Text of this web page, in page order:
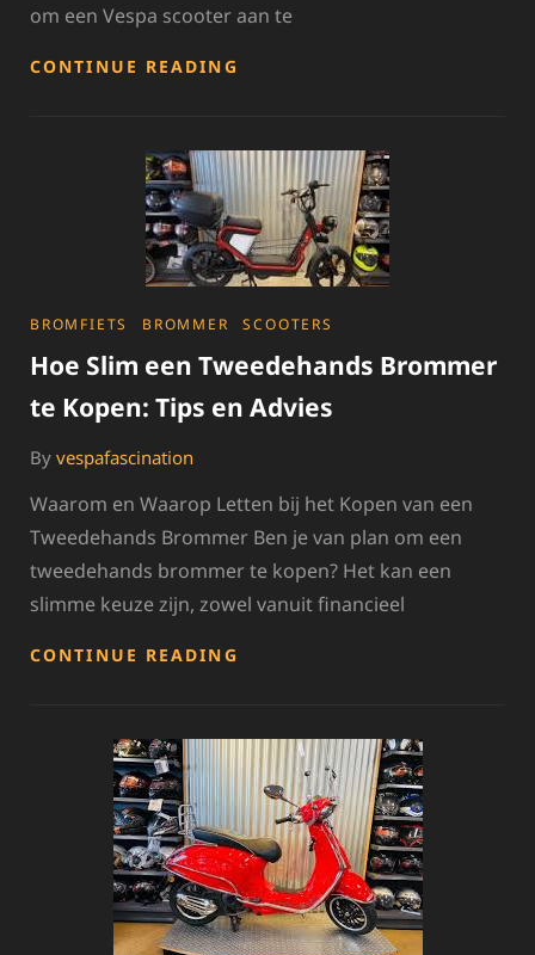
om een Vespa scooter aan te
CONTINUE READING
VESPA
KOPEN:
BETAALBAARHEID
EN
STIJL
CATEGORIES
BROMFIETS BROMMER SCOOTERS
Hoe Slim een Tweedehands Brommer
te Kopen: Tips en Advies
By vespafascination
Waarom en Waarop Letten bij het Kopen van een
Tweedehands Brommer Ben je van plan om een
tweedehands brommer te kopen? Het kan een
slimme keuze zijn, zowel vanuit financieel
CONTINUE READING
BROMMER
TE
KOPEN:
TIPS
EN
ADVIES